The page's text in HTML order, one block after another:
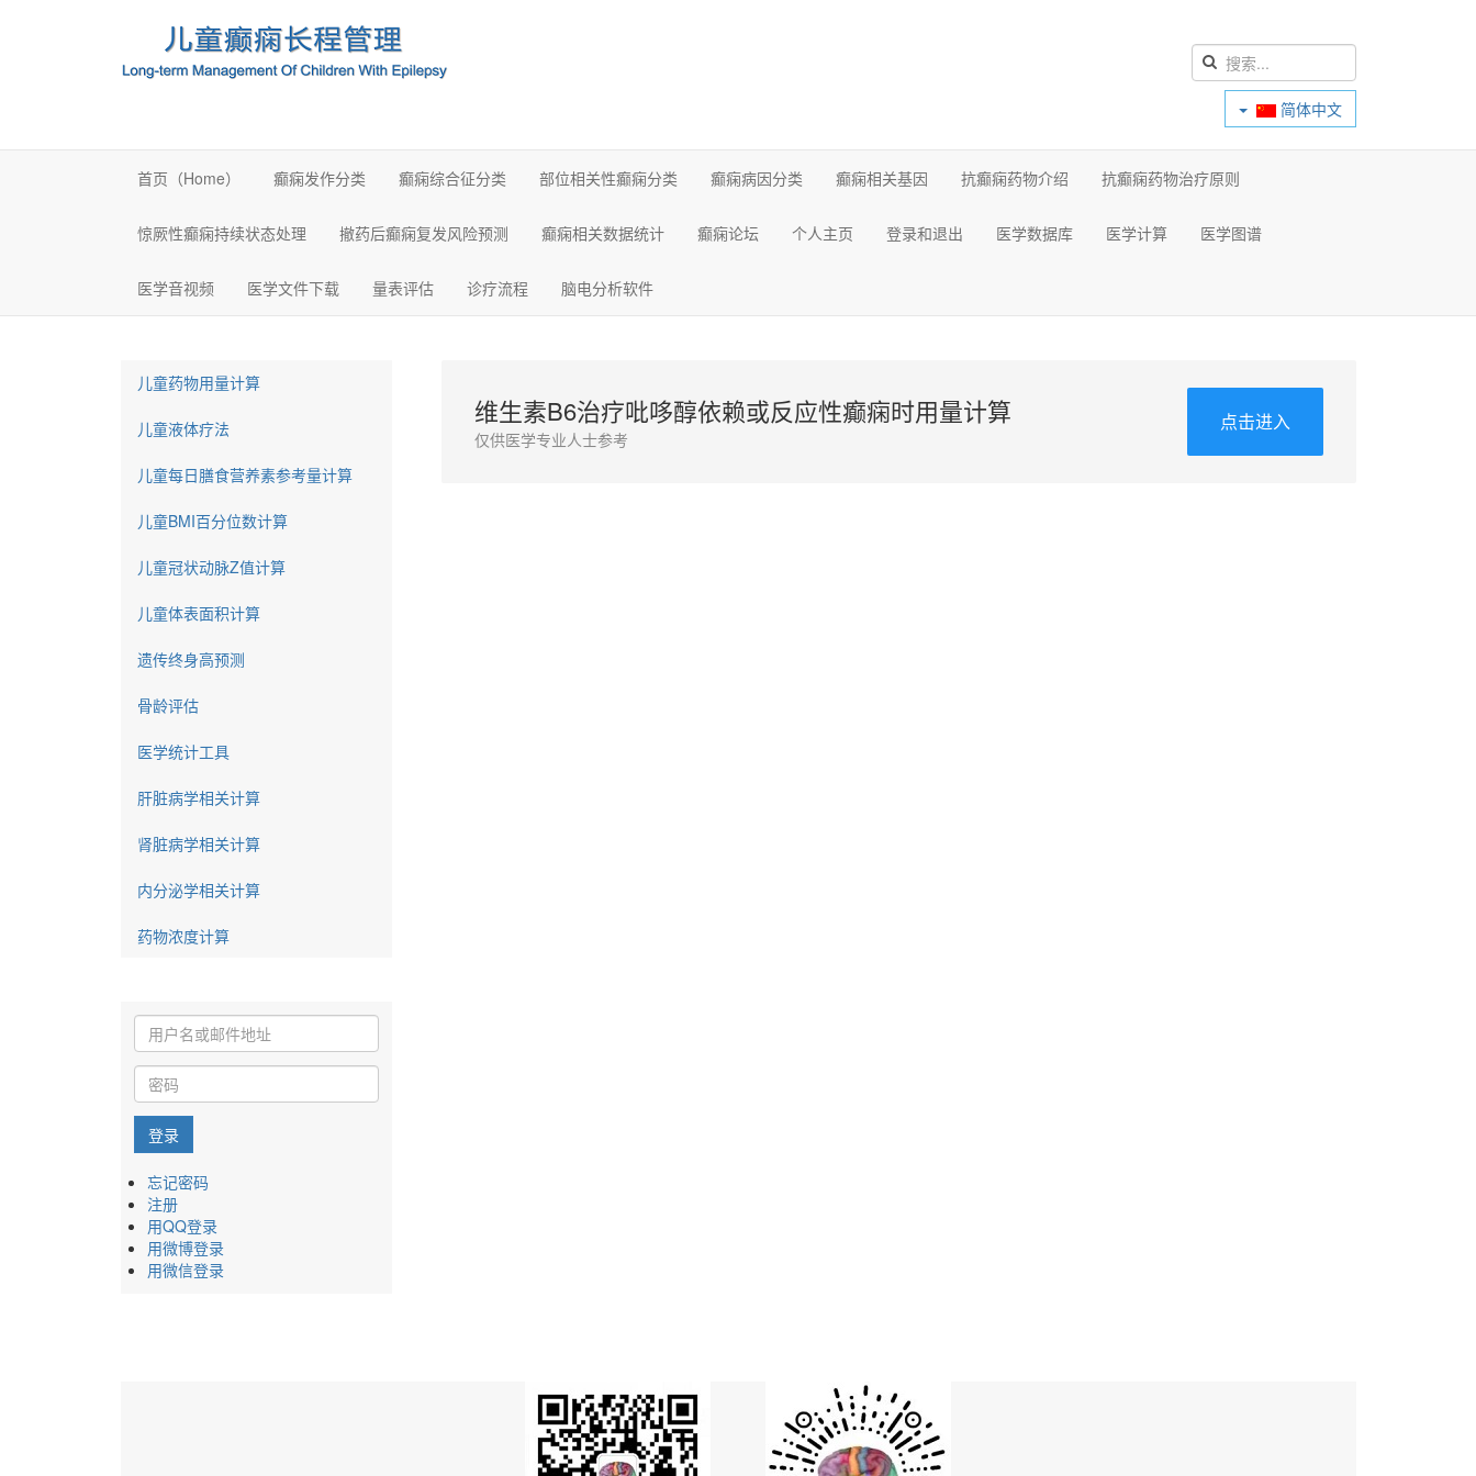
简体中文
首页（Home） 癫痫发作分类 癫痫综合征分类 部位相关性癫痫分类 癫痫病因分类 癫痫相关基因 抗癫痫药物介绍 抗癫痫药物治疗原则
惊厥性癫痫持续状态处理 撤药后癫痫复发风险预测 癫痫相关数据统计 癫痫论坛 个人主页 登录和退出 医学数据库 医学计算 医学图谱
医学音视频 医学文件下载 量表评估 诊疗流程 脑电分析软件
维生素B6治疗吡哆醇依赖或反应性癫痫时用量计算
仅供医学专业人士参考
点击进入
儿童药物用量计算
儿童液体疗法
儿童每日膳食营养素参考量计算
儿童BMI百分位数计算
儿童冠状动脉Z值计算
儿童体表面积计算
遗传终身高预测
骨龄评估
医学统计工具
肝脏病学相关计算
肾脏病学相关计算
内分泌学相关计算
药物浓度计算
登录
忘记密码
注册
用QQ登录
用微博登录
用微信登录